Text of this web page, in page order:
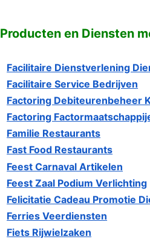
Producten en Diensten
Facilitaire Dienstverlening
Facilitaire Service Bedrijven
Factoring Debiteurenbeheer
Factoring
Familie Restaurants
Fast Food Restaurants
Feest Carnaval Artikelen
Feest Zaal Podium Verlichting
Felicitatie Cadeau Promotie
Ferries Veerdiensten
Fiets Rijwielzaken